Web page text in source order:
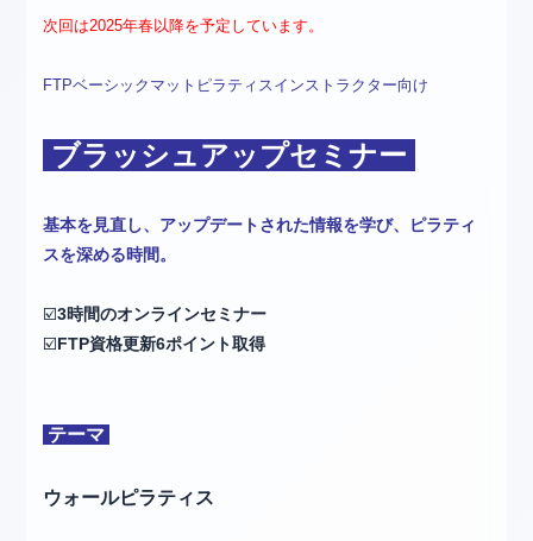
次回は2025年春以降を予定しています。
FTPベーシックマットピラティスインストラクター向け
ブラッシュアップセミナー
基本を見直し、アップデートされた情報を学び、ピラティ
スを深める時間。
☑️3時間のオンラインセミナー
☑️FTP資格更新6ポイント取得
テーマ
ウォールピラティス